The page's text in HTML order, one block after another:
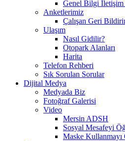
Genel Bilgi İletişim
Anketlerimiz
Çalışan Geri
Ulaşım
Nasıl Gidilir?
Otopark Alanları
Harita
Telefon Rehberi
Sık Sorulan Sorular
Dijital Medya
Medyada Biz
Fotoğraf Galerisi
Video
Mersin ADSH
Sosyal Mesafeyi
Maske